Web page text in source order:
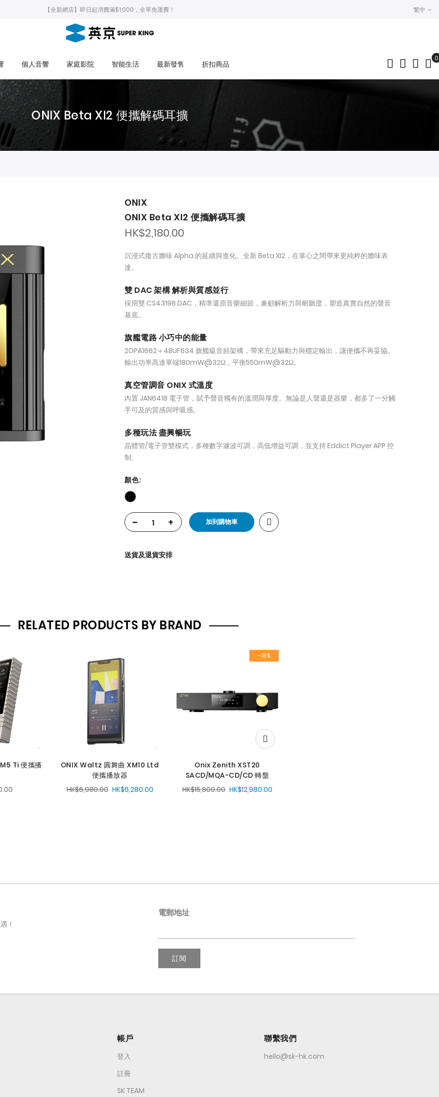
【全新網店】即日起消費滿$1,000，全單免運費！ 繁中
個人音響 家庭影院 智能生活 最新發售 折扣商品
0
ONIX Beta XI2 便攜解碼耳擴
ONIX
ONIX Beta XI2 便攜解碼耳擴
HK$2,180.00
沉浸式復古膽味 Alpha 的延續與進化。全新 Beta XI2，在掌心之間帶來更純粹的膽味表
達。
雙 DAC 架構 解析與質感並行
採用雙 CS43198 DAC，精準還原音樂細節，兼顧解析力與耐聽度，塑造真實自然的聲音
基底。
旗艦電路 小巧中的能量
2OPA1662＋4BUF634 旗艦級音頻架構，帶來充足驅動力與穩定輸出，讓便攜不再妥協。
輸出功率高達單端180mW@32Ω，平衡550mW@32Ω。
真空管調音 ONIX 式溫度
內置 JAN6418 電子管，賦予聲音獨有的溫潤與厚度。無論是人聲還是器樂，都多了一分觸
手可及的質感與呼吸感。
多種玩法 盡興暢玩
晶體管/電子管雙模式，多種數字濾波可調，高低增益可調，並支持 Eddict Player APP 控
制。
顏色
- + 加到購物車
送貨及退貨安排
RELATED PRODUCTS BY BRAND
Ti 便攜播
ONIX Waltz 圓舞曲 XM10 Ltd
便攜播放器
HK$6,280.00
HK$6,980.00
-18%
Onix Zenith XST20
SACD/MQA-CD/CD 轉盤
HK$12,980.00
HK$15,800.00
！
電郵地址
訂閱
帳戶
登入
註冊
SK TEAM
聯繫我們
hello@sk-hk.com